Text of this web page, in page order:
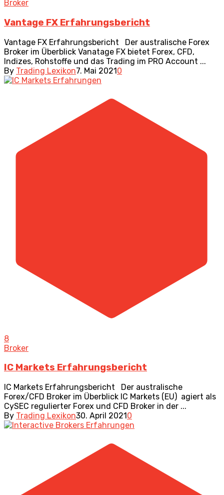
Broker
Vantage FX Erfahrungsbericht
Vantage FX Erfahrungsbericht Der australische Forex
Broker im Überblick Vanatage FX bietet Forex, CFD,
Indizes, Rohstoffe und das Trading im PRO Account ...
By Trading Lexikon7. Mai 20210
8
Broker
IC Markets Erfahrungsbericht
IC Markets Erfahrungsbericht Der australische
Forex/CFD Broker im Überblick IC Markets (EU) agiert als
CySEC regulierter Forex und CFD Broker in der ...
By Trading Lexikon30. April 20210